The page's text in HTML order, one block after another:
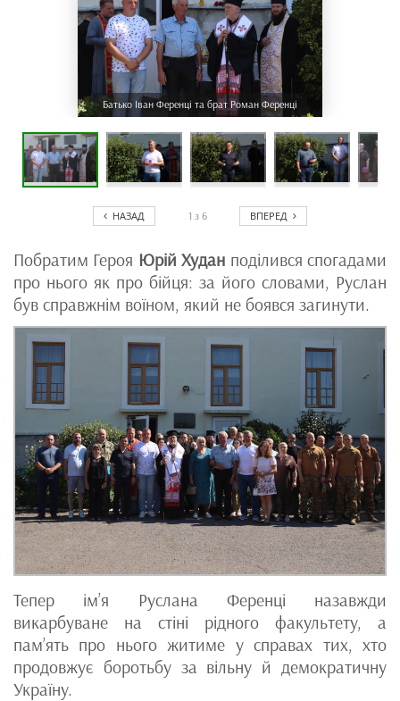
Батько Іван Ференці та брат Роман Ференці
НАЗАД 1 з 6 ВПЕРЕД
Побратим Героя Юрій Худан поділився спогадами
про нього як про бійця: за його словами, Руслан
був справжнім воїном, який не боявся загинути.
Тепер ім’я Руслана Ференці назавжди
викарбуване на стіні рідного факультету, а
пам’ять про нього житиме у справах тих, хто
продовжує боротьбу за вільну й демократичну
Україну.